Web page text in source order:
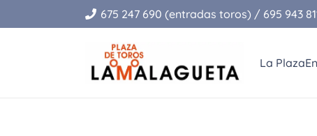
675 247 690 (entradas toros) / 695 943
La Plaza